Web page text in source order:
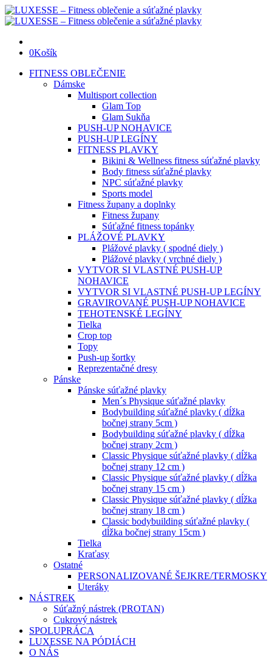
0Košík
FITNESS OBLEČENIE
Dámske
Multisport collection
Glam Top
Glam Sukňa
PUSH-UP NOHAVICE
PUSH-UP LEGÍNY
FITNESS PLAVKY
Bikini & Wellness fitness súťažné plavky
Body fitness súťažné plavky
NPC súťažné plavky
Sports model
Fitness župany a doplnky
Fitness župany
Súťažné fitness topánky
PLÁŽOVÉ PLAVKY
Plážové plavky ( spodné diely )
Plážové plavky ( vrchné diely )
VYTVOR SI VLASTNÉ PUSH-UP
NOHAVICE
VYTVOR SI VLASTNÉ PUSH-UP LEGÍNY
GRAVIROVANÉ PUSH-UP NOHAVICE
TEHOTENSKÉ LEGÍNY
Tielka
Crop top
Topy
Push-up šortky
Reprezentačné dresy
Pánske
Pánske súťažné plavky
Men´s Physique súťažné plavky
Bodybuilding súťažné plavky ( dĺžka
bočnej strany 5cm )
Bodybuilding súťažné plavky ( dĺžka
bočnej strany 2cm )
Classic Physique súťažné plavky ( dĺžka
bočnej strany 12 cm )
Classic Physique súťažné plavky ( dĺžka
bočnej strany 15 cm )
Classic Physique súťažné plavky ( dĺžka
bočnej strany 18 cm )
Classic bodybuilding súťažné plavky (
dĺžka bočnej strany 15cm )
Tielka
Kraťasy
Ostatné
PERSONALIZOVANÉ ŠEJKRE/TERMOSKY
Uteráky
NÁSTREK
Súťažný nástrek (PROTAN)
Cukrový nástrek
SPOLUPRÁCA
LUXESSE NA PÓDIÁCH
O NÁS